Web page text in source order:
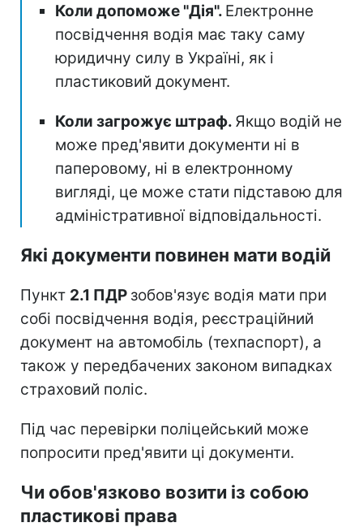
Коли допоможе "Дія". Електронне
посвідчення водія має таку саму
юридичну силу в Україні, як і
пластиковий документ.
Коли загрожує штраф. Якщо водій не
може пред'явити документи ні в
паперовому, ні в електронному
вигляді, це може стати підставою для
адміністративної відповідальності.
Які документи повинен мати водій
Пункт 2.1 ПДР зобов'язує водія мати при
собі посвідчення водія, реєстраційний
документ на автомобіль (техпаспорт), а
також у передбачених законом випадках
страховий поліс.
Під час перевірки поліцейський може
попросити пред'явити ці документи.
Чи обов'язково возити із собою
пластикові права